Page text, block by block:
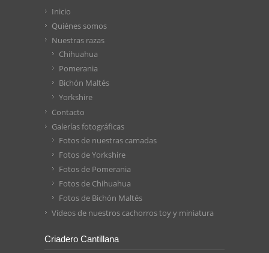
Inicio
Quiénes somos
Nuestras razas
Chihuahua
Pomerania
Bichón Maltés
Yorkshire
Contacto
Galerías fotográficas
Fotos de nuestras camadas
Fotos de Yorkshire
Fotos de Pomerania
Fotos de Chihuahua
Fotos de Bichón Maltés
Vídeos de nuestros cachorros toy y miniatura
Criadero Cantillana